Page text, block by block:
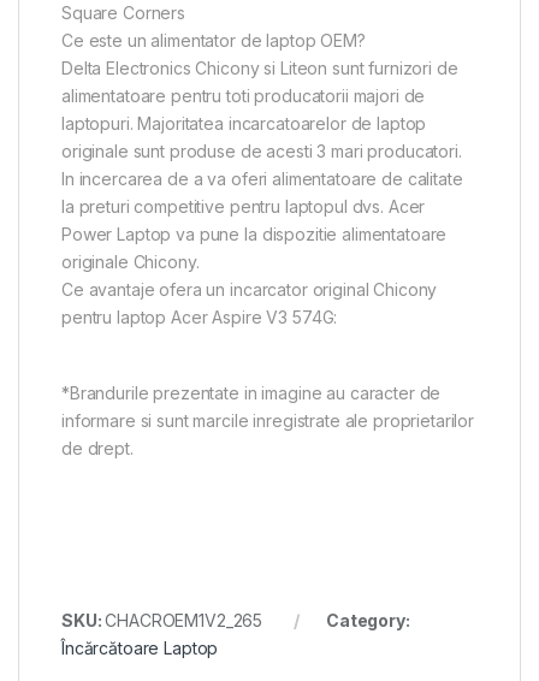
Square Corners
Ce este un alimentator de laptop OEM?
Delta Electronics Chicony si Liteon sunt furnizori de
alimentatoare pentru toti producatorii majori de
laptopuri. Majoritatea incarcatoarelor de laptop
originale sunt produse de acesti 3 mari producatori.
In incercarea de a va oferi alimentatoare de calitate
la preturi competitive pentru laptopul dvs. Acer
Power Laptop va pune la dispozitie alimentatoare
originale Chicony.
Ce avantaje ofera un incarcator original Chicony
pentru laptop Acer Aspire V3 574G:
*Brandurile prezentate in imagine au caracter de
informare si sunt marcile inregistrate ale proprietarilor
de drept.
SKU:CHACROEM1V2_265
Category:
Încărcătoare Laptop